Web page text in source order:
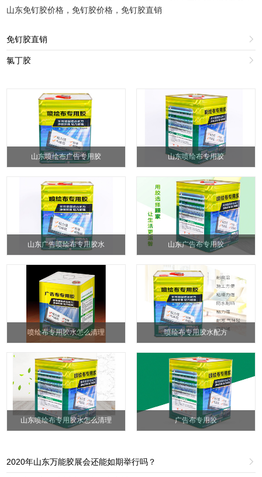
山东免钉胶价格，免钉胶价格，免钉胶直销
免钉胶直销 
氯丁胶 
山东喷绘布广告专用胶 山东喷绘布专用胶
山东广告喷绘布专用胶水 山东广告布专用胶
喷绘布专用胶水怎么清理 喷绘布专用胶水配方
山东喷绘布专用胶水怎么清理 广告布专用胶
2020年山东万能胶展会还能如期举行吗？ 